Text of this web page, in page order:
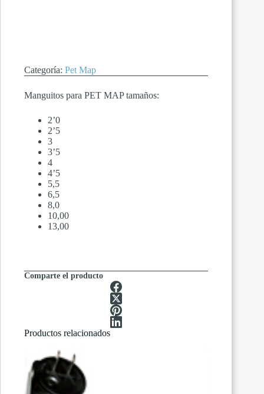
Categoría: Pet Map
Manguitos para PET MAP tamaños:
2’0
2’5
3
3’5
4
4’5
5,5
6,5
8,0
10,00
13,00
Comparte el producto
Productos relacionados